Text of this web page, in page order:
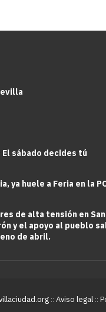
El sábado decides tú
ya huele a Feria en la
de alta tensión en
y el apoyo al pueblo
de abril.
:: Aviso legal ::